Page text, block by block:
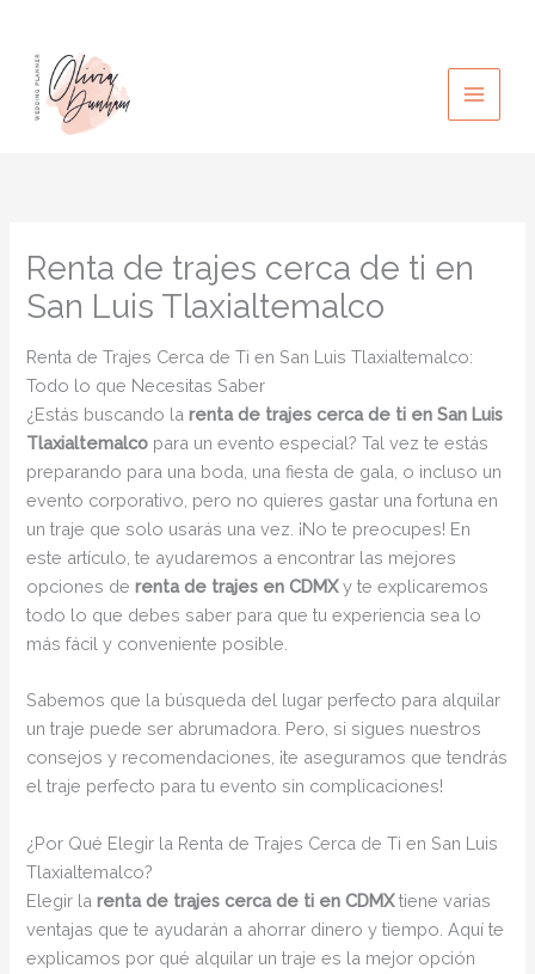
contenido
Renta de trajes cerca de ti en
San Luis Tlaxialtemalco
Renta de Trajes Cerca de Ti en San Luis Tlaxialtemalco:
Todo lo que Necesitas Saber
¿Estás buscando larenta de trajes cerca de ti en San Luis
Tlaxialtemalco para un evento especial? Tal vez te estás
preparando para una boda, una fiesta de gala, o incluso un
evento corporativo, pero no quieres gastar una fortuna en
un traje que solo usarás una vez. ¡No te preocupes! En
este artículo, te ayudaremos a encontrar las mejores
opciones derenta de trajes en CDMXy te explicaremos
todo lo que debes saber para que tu experiencia sea lo
más fácil y conveniente posible.
Sabemos que la búsqueda del lugar perfecto para alquilar
un traje puede ser abrumadora. Pero, si sigues nuestros
consejos y recomendaciones, ¡te aseguramos que tendrás
el traje perfecto para tu evento sin complicaciones!
¿Por Qué Elegir la Renta de Trajes Cerca de Ti en San Luis
Tlaxialtemalco?
Elegir larenta de trajes cerca de ti en CDMXtiene varias
ventajas que te ayudarán a ahorrar dinero y tiempo. Aquí te
explicamos por qué alquilar un traje es la mejor opción